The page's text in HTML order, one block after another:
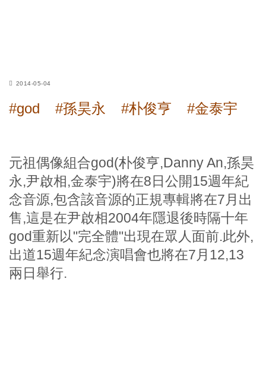
2014-05-04
#god #孫昊永 #朴俊亨 #金泰宇
元祖偶像組合god(朴俊亨,Danny An,孫昊
永,尹啟相,金泰宇)將在8日公開15週年紀
念音源,包含該音源的正規專輯將在7月出
售,這是在尹啟相2004年隱退後時隔十年
god重新以"完全體"出現在眾人面前.此外,
出道15週年紀念演唱會也將在7月12,13
兩日舉行.